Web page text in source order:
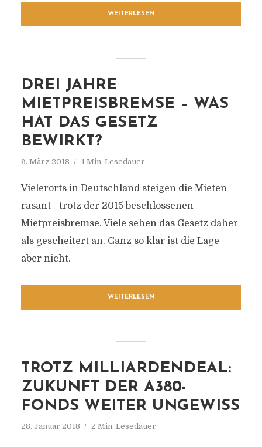
WEITERLESEN
DREI JAHRE
MIETPREISBREMSE – WAS
HAT DAS GESETZ
BEWIRKT?
6. März 2018 4 Min. Lesedauer
Vielerorts in Deutschland steigen die Mieten
rasant - trotz der 2015 beschlossenen
Mietpreisbremse. Viele sehen das Gesetz daher
als gescheitert an. Ganz so klar ist die Lage
aber nicht.
WEITERLESEN
TROTZ MILLIARDENDEAL:
ZUKUNFT DER A380-
FONDS WEITER UNGEWISS
28. Januar 2018 2 Min. Lesedauer